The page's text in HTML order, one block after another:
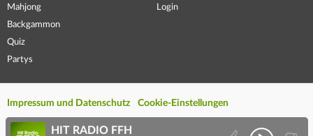
Mahjong
Backgammon
Quiz
Partys
Login
Impressum und Datenschutz Cookie-Einstellungen
HIT RADIO FFH